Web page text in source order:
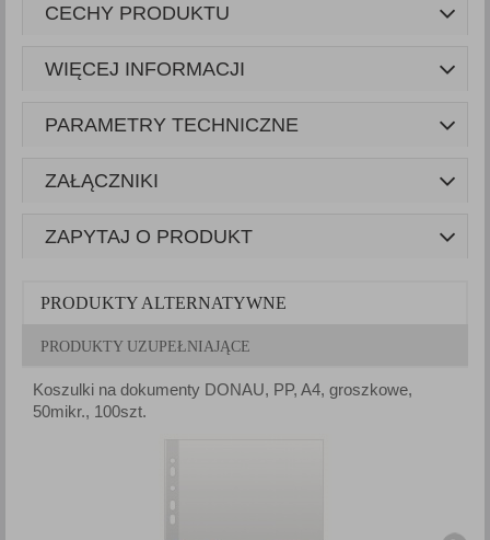
CECHY PRODUKTU
WIĘCEJ INFORMACJI
PARAMETRY TECHNICZNE
ZAŁĄCZNIKI
ZAPYTAJ O PRODUKT
PRODUKTY ALTERNATYWNE
PRODUKTY UZUPEŁNIAJĄCE
Koszulki na dokumenty DONAU, PP, A4, groszkowe,
50mikr., 100szt.